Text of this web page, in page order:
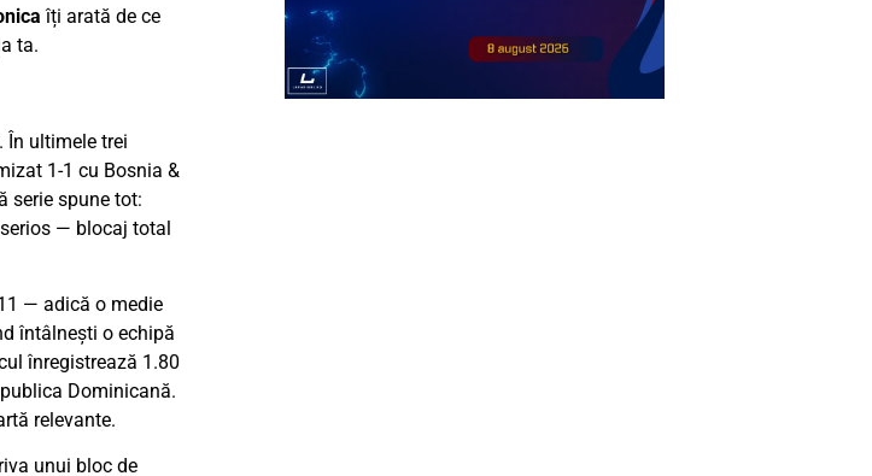
îți arată de ce
ta.
În ultimele trei
1-1 cu Bosnia &
serie spune tot:
— blocaj total
— adică o medie
întâlnești o echipă
înregistrează 1.80
Dominicană.
relevante.
unui bloc de